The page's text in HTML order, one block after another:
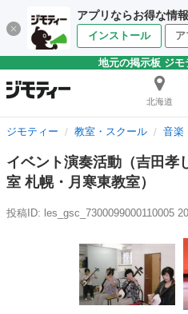
アプリならお得な情
インストール ア
地元の掲示板 ジ
北海道
ジモティー 教室・スクール 音楽
イベント演奏活動（吉田孝
室 札幌・月寒東教室）
投稿ID: les_gsc_7300099000110005